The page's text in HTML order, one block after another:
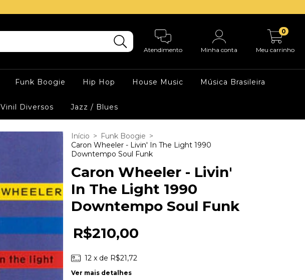
Atendimento Minha conta Meu carrinho
0
Funk Boogie Hip Hop House Music Música Brasileira
Vinil Diversos Jazz / Blues
Início > Funk Boogie >
Caron Wheeler - Livin' In The Light 1990
Downtempo Soul Funk
Caron Wheeler - Livin'
In The Light 1990
Downtempo Soul Funk
R$210,00
12 x de R$21,72
Ver mais detalhes